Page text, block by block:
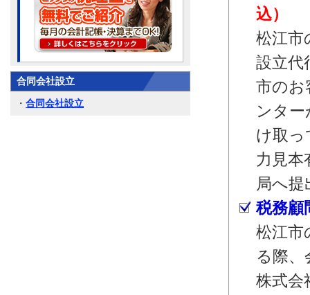
込）
松江市
設立代
市のお
ンタ
け取っ
力見本
局へ
税務顧
松江市
る際、
株式会
合同会社設立
・ 合同会社設立